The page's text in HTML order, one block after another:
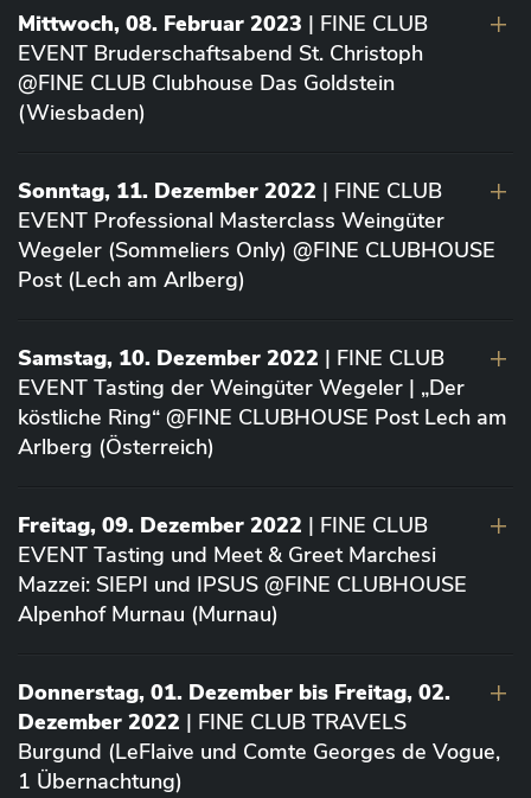
Mittwoch, 08. Februar 2023 | FINE CLUB
EVENT Bruderschaftsabend St. Christoph
@FINE CLUB Clubhouse Das Goldstein
(Wiesbaden)
Sonntag, 11. Dezember 2022 | FINE CLUB
EVENT Professional Masterclass Weingüter
Wegeler (Sommeliers Only) @FINE CLUBHOUSE
Post (Lech am Arlberg)
Samstag, 10. Dezember 2022 | FINE CLUB
EVENT Tasting der Weingüter Wegeler | „Der
köstliche Ring“ @FINE CLUBHOUSE Post Lech am
Arlberg (Österreich)
Freitag, 09. Dezember 2022 | FINE CLUB
EVENT Tasting und Meet & Greet Marchesi
Mazzei: SIEPI und IPSUS @FINE CLUBHOUSE
Alpenhof Murnau (Murnau)
Donnerstag, 01. Dezember bis Freitag, 02.
Dezember 2022 | FINE CLUB TRAVELS
Burgund (LeFlaive und Comte Georges de Vogue,
1 Übernachtung)